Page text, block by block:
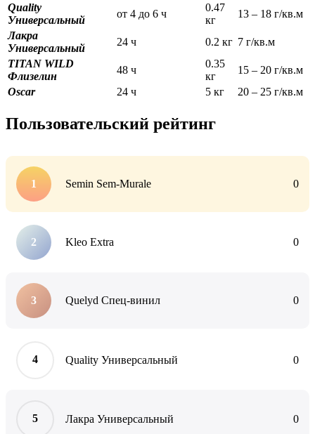
Quality
Универсальный
от 4 до 6 ч
0.47
кг
13 – 18 г/кв.м
Лакра
Универсальный
24 ч 0.2 кг 7 г/кв.м
TITAN WILD
Флизелин
48 ч
0.35
кг
15 – 20 г/кв.м
Oscar
24 ч 5 кг 20 – 25 г/кв.м
Пользовательский рейтинг
Semin Sem-Murale 0
Kleo Extra 0
Quelyd Спец-винил 0
Quality Универсальный 0
Лакра Универсальный 0